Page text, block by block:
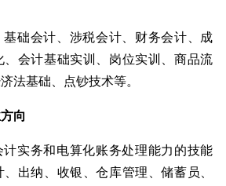
基础会计、涉税会计、财务会计、成
会计基础实训、岗位实训、商品流
法基础、点钞技术等。
向
实务和电算化账务处理能力的技能
出纳、收银、仓库管理、储蓄员、